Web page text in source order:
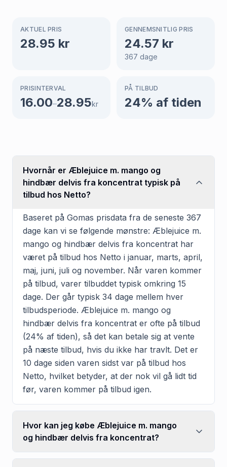
AKTUEL PRIS
28.95 kr
GENNEMSNITLIG PRIS
24.57 kr
367 dage
PRISINTERVAL
16.00–28.95kr
PÅ TILBUD
24% af tiden
Hvornår er Æblejuice m. mango og
hindbær delvis fra koncentrat typisk på
tilbud hos Netto?
Baseret på Gomas prisdata fra de seneste 367
dage kan vi se følgende mønstre: Æblejuice m.
mango og hindbær delvis fra koncentrat har
været på tilbud hos Netto i januar, marts, april,
maj, juni, juli og november. Når varen kommer
på tilbud, varer tilbuddet typisk omkring 15
dage. Der går typisk 34 dage mellem hver
tilbudsperiode. Æblejuice m. mango og
hindbær delvis fra koncentrat er ofte på tilbud
(24% af tiden), så det kan betale sig at vente
på næste tilbud, hvis du ikke har travlt. Det er
10 dage siden varen sidst var på tilbud hos
Netto, hvilket betyder, at der nok vil gå lidt tid
før, varen kommer på tilbud igen.
Hvor kan jeg købe Æblejuice m. mango
og hindbær delvis fra koncentrat?